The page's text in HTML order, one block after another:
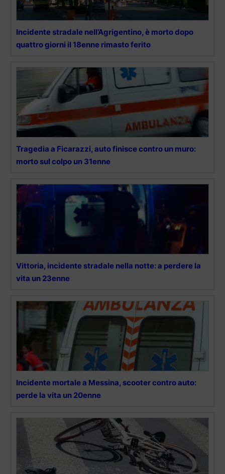
Incidente stradale nell’Agrigentino, è morto dopo
quattro giorni il 18enne rimasto ferito
Tragedia a Ficarazzi, auto finisce contro un muro:
morto sul colpo un 31enne
Vittoria, incidente stradale nella notte: a perdere la
vita un 23enne
Incidente mortale a Messina, scooter contro auto:
perde la vita un 20enne